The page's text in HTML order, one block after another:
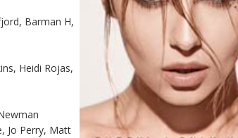
Barman H,
Heidi Rojas,
Jo Perry, Matt